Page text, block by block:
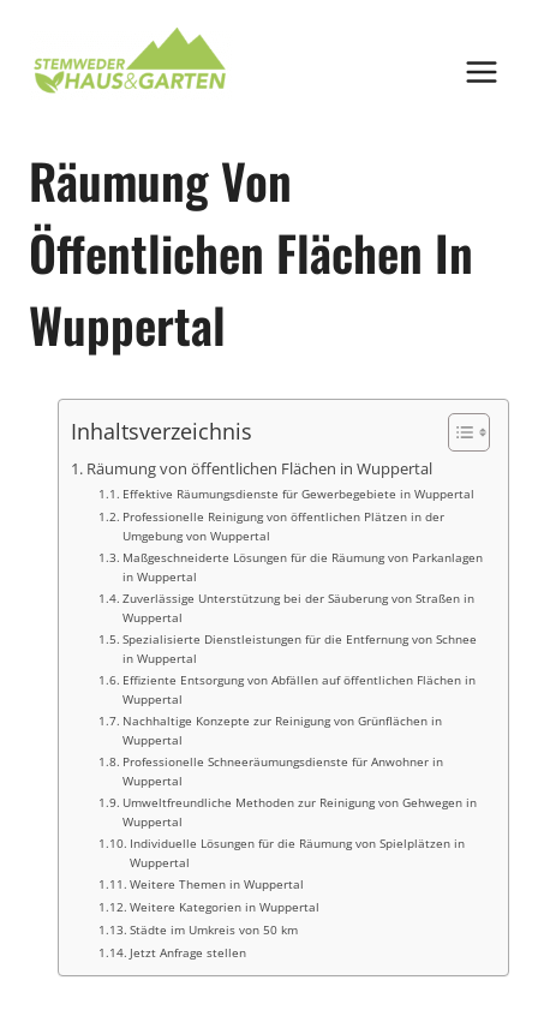
springen
Räumung Von
Öffentlichen Flächen In
Wuppertal
Inhaltsverzeichnis
Räumung von öffentlichen Flächen in Wuppertal
Effektive Räumungsdienste für Gewerbegebiete in Wuppertal
Professionelle Reinigung von öffentlichen Plätzen in der
Umgebung von Wuppertal
Maßgeschneiderte Lösungen für die Räumung von Parkanlagen
in Wuppertal
Zuverlässige Unterstützung bei der Säuberung von Straßen in
Wuppertal
Spezialisierte Dienstleistungen für die Entfernung von Schnee
in Wuppertal
Effiziente Entsorgung von Abfällen auf öffentlichen Flächen in
Wuppertal
Nachhaltige Konzepte zur Reinigung von Grünflächen in
Wuppertal
Professionelle Schneeräumungsdienste für Anwohner in
Wuppertal
Umweltfreundliche Methoden zur Reinigung von Gehwegen in
Wuppertal
Individuelle Lösungen für die Räumung von Spielplätzen in
Wuppertal
Weitere Themen in Wuppertal
Weitere Kategorien in Wuppertal
Städte im Umkreis von 50 km
Jetzt Anfrage stellen